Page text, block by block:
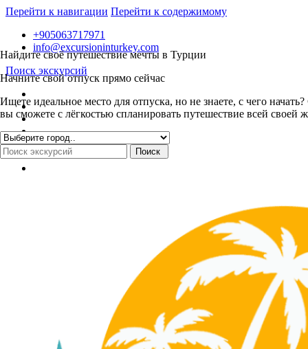
Перейти к навигации Перейти к содержимому
Найдите своё путешествие мечты в Турции
Начните свой отпуск прямо сейчас
Ищете идеальное место для отпуска, но не знаете, с чего
вы сможете с лёгкостью спланировать путешествие всей своей
+905063717971
info@excursioninturkey.com
Поиск экскурсий